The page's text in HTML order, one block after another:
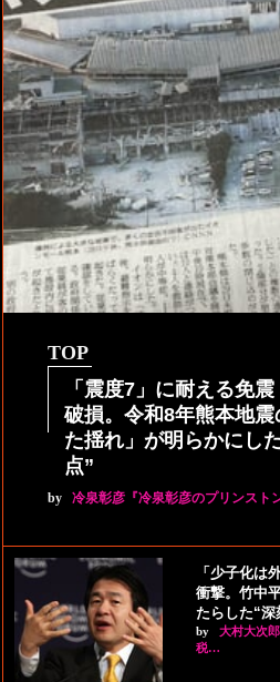
TOP
「震度7」に耐える免
破損。令和8年熊本地震
た揺れ」が明らかにし
点”
by 冷泉彰彦『冷泉彰彦のプリンスト
「少子化は
衝撃。竹中
たらした“深
by
大村大次
税…